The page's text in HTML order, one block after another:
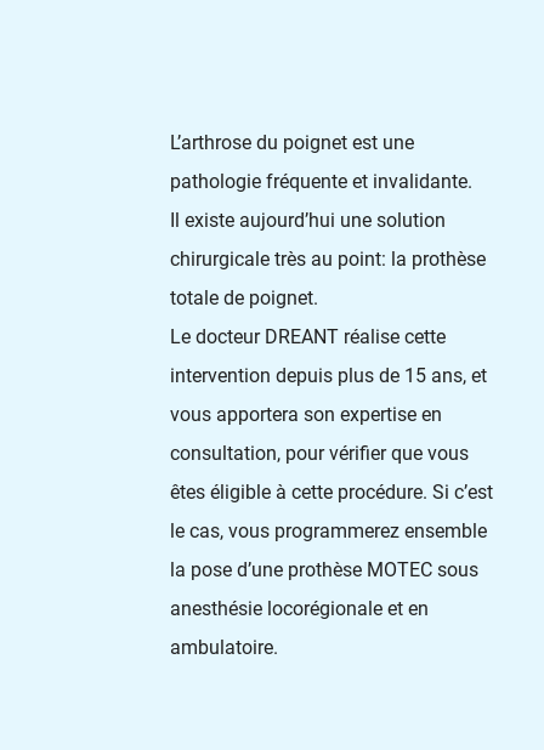
L’arthrose du poignet est une
pathologie fréquente et invalidante.
Il existe aujourd’hui une solution
chirurgicale très au point: la prothèse
totale de poignet.
Le docteur DREANT réalise cette
intervention depuis plus de 15 ans, et
vous apportera son expertise en
consultation, pour vérifier que vous
êtes éligible à cette procédure. Si c’est
le cas, vous programmerez ensemble
la pose d’une prothèse MOTEC sous
anesthésie locorégionale et en
ambulatoire.